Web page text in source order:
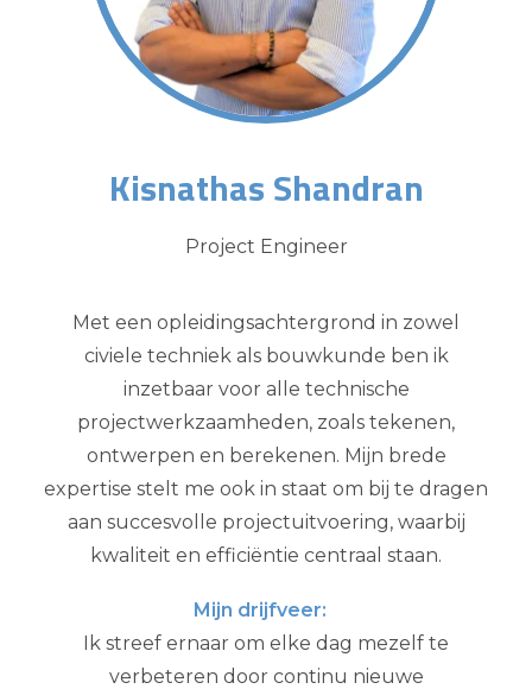
Bellen
Kisnathas Shandran
Project Engineer
Met een opleidingsachtergrond in zowel
civiele techniek als bouwkunde ben ik
inzetbaar voor alle technische
projectwerkzaamheden, zoals tekenen,
ontwerpen en berekenen. Mijn brede
expertise stelt me ook in staat om bij te dragen
aan succesvolle projectuitvoering, waarbij
kwaliteit en efficiëntie centraal staan.
Mijn drijfveer:
Ik streef ernaar om elke dag mezelf te
verbeteren door continu nieuwe